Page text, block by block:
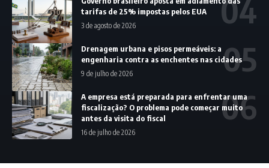
tarifas de 25% impostas pelos EUA
3 de agosto de 2026
Drenagem urbana e pisos permeáveis: a
engenharia contra as enchentes nas cidades
9 de julho de 2026
A empresa está preparada para enfrentar uma
fiscalização? O problema pode começar muito
antes da visita do fiscal
16 de julho de 2026